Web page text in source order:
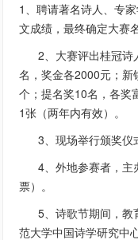
1、聘请著名诗人、专
文成绩，最终确定大赛
2、大赛评出桂冠诗
名，奖金各2000元；新
个；提名奖10名，各奖
1张（两年内有效）。
3、现场举行颁奖仪
4、外地参赛者，主
票）。
5、诗歌节期间，
范大学中国诗学研究中